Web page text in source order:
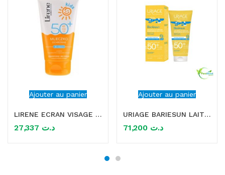
Ajouter au panier
LIRENE ECRAN VISAGE SPF 50 ENFANTS (KIDS) 50 ML
د.ت
Ajouter au panier
URIAGE BARIESUN LAIT ENFANTS SPF 50+ 100ML
د.ت